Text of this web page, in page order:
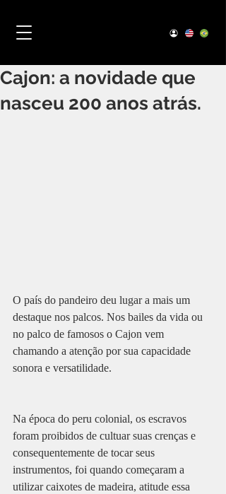
Cajon: a novidade que
nasceu 200 anos atrás.
O país do pandeiro deu lugar a mais um
destaque nos palcos. Nos bailes da vida ou
no palco de famosos o Cajon vem
chamando a atenção por sua capacidade
sonora e versatilidade.
Na época do peru colonial, os escravos
foram proibidos de cultuar suas crenças e
consequentemente de tocar seus
instrumentos, foi quando começaram a
utilizar caixotes de madeira, atitude essa